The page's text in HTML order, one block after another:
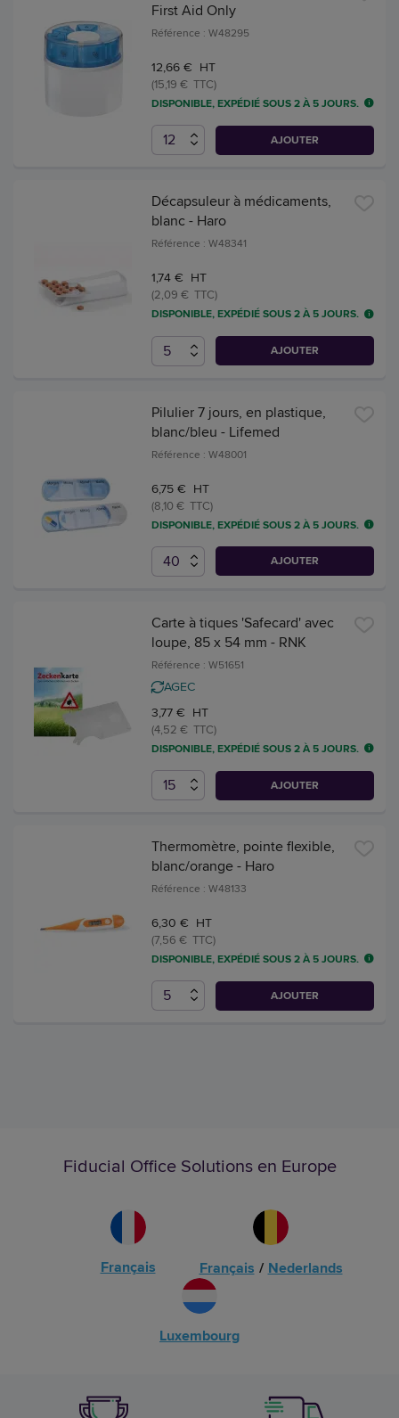
First Aid Only
Référence : W48295
12,66 € HT
(15,19 € TTC)
DISPONIBLE, EXPÉDIÉ SOUS 2 À 5 JOURS.
AJOUTER
Décapsuleur à médicaments,
blanc - Haro
Référence : W48341
1,74 € HT
(2,09 € TTC)
DISPONIBLE, EXPÉDIÉ SOUS 2 À 5 JOURS.
AJOUTER
Pilulier 7 jours, en plastique,
blanc/bleu - Lifemed
Référence : W48001
6,75 € HT
(8,10 € TTC)
DISPONIBLE, EXPÉDIÉ SOUS 2 À 5 JOURS.
AJOUTER
Carte à tiques 'Safecard' avec
loupe, 85 x 54 mm - RNK
Référence : W51651
AGEC
3,77 € HT
(4,52 € TTC)
DISPONIBLE, EXPÉDIÉ SOUS 2 À 5 JOURS.
AJOUTER
Thermomètre, pointe flexible,
blanc/orange - Haro
Référence : W48133
6,30 € HT
(7,56 € TTC)
DISPONIBLE, EXPÉDIÉ SOUS 2 À 5 JOURS.
AJOUTER
Fiducial Office Solutions en Europe
Français Français / Nederlands
Luxembourg